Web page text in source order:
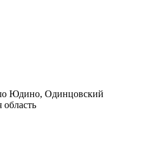
Юдино, Одинцовский
область